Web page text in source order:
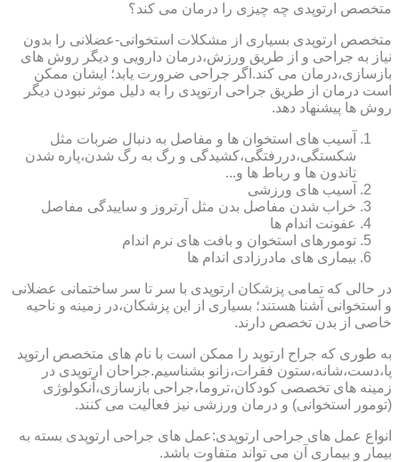
متخصص ارتوپدی چه چیزی را درمان می کند؟
متخصص ارتوپدی بسیاری از مشکلات استخوانی-عضلانی را بدون
نیاز به جراحی و از طریق ورزش،درمان دارویی و دیگر روش های
بازسازی،درمان می کند.اگر جراحی ضرورت یابد؛ ایشان ممکن
است درمان از طریق جراحی ارتوپدی را به دلیل موثر نبودن دیگر
روش ها پیشنهاد دهد.
آسیب های استخوان ها و مفاصل به دنبال ضربات مثل
شکستگی،دررفتگی،کشیدگی و رگ به رگ شدن،پاره شدن
تاندون ها و رباط ها و...
آسیب های ورزشی
خراب شدن مفاصل بدن مثل آرتروز و ساییدگی مفاصل
عفونت اندام ها
تومورهای استخوان و بافت های نرم اندام
بیماری های مادرزادی اندام ها
در حالی که تمامی پزشکان ارتوپدی با سر تا سر ساختمانی عضلانی
و استخوانی آشنا هستند؛ بسیاری از این پزشکان،در زمینه و ناحیه
خاصی از بدن تخصص دارند.
به طوری که جراح ارتوپد را ممکن است با نام های متخصص ارتوپد
پا،دست،شانه،ستون فقرات،زانو بشناسیم.جراحان ارتوپدی در
زمینه های تخصصی کودکان،تروما،جراحی بازسازی،آنکولوژی
(تومور استخوانی) و درمان ورزشی نیز فعالیت می کنند.
انواع عمل های جراحی ارتوپدی:عمل های جراحی ارتوپدی بسته به
بیمار و بیماری آن می تواند متفاوت باشد.